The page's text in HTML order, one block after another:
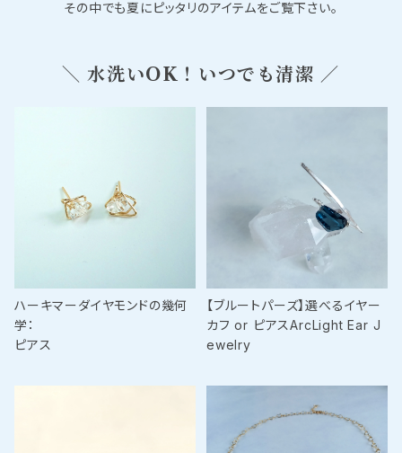
その中でも夏にピッタリのアイテムをご覧下さい。
＼ 水洗いOK！いつでも清潔 ／
ハーキマーダイヤモンドの幾何
学：
ピアス
【ブルートパーズ】選べるイヤー
カフ or ピアスArcLight Ear J
ewelry